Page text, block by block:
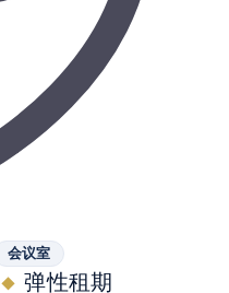
会议室
◆ 弹性租期